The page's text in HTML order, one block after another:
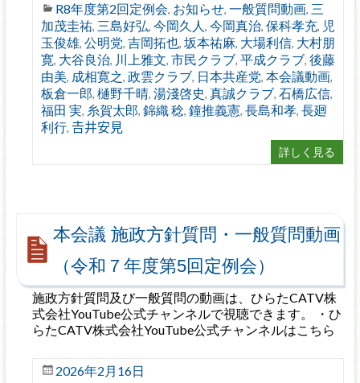
R8年度第2回定例会, お知らせ, 一般質問動画, 三
加茂圭祐, 三島好弘, 今岡久人 , 今岡真治, 保科孝充, 児
玉俊雄, 公明党, 吉岡拓也, 坂本祐麻, 大場利信, 大村朋
寛, 大谷良治, 川上雅文, 市民クラブ, 平成クラブ, 後藤
由美, 成相寛之, 政雲クラブ, 日本共産党, 本会議動画,
板倉一郎, 樋野千晴, 湯淺啓史, 真誠クラブ, 石橋広信,
福田 実, 糸賀太郎, 錦織 稔, 鐘推義憲, 長島和孝, 長廻
利行, 𠮷井安見
詳しく見る
本会議 施政方針質問・一般質問動画
（令和７年度第5回定例会）
施政方針質問及び一般質問の動画は、ひらたCATV株
式会社YouTube公式チャンネルで視聴できます。 ・ひ
らたCATV株式会社YouTube公式チャンネルはこちら
2026年2月16日